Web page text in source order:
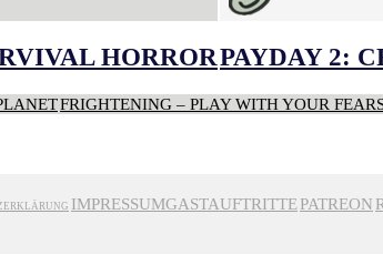
HORRORPAYDAY 2:
FRIGHTENING – PLAY WITH YOUR
IMPRESSUMGASTAUFTRITTEPATREON